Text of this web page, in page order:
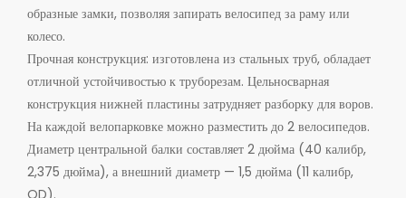
образные замки, позволяя запирать велосипед за раму или
колесо.
Прочная конструкция: изготовлена ​​из стальных труб, обладает
отличной устойчивостью к труборезам. Цельносварная
конструкция нижней пластины затрудняет разборку для воров.
На каждой велопарковке можно разместить до 2 велосипедов.
Диаметр центральной балки составляет 2 дюйма (40 калибр,
2,375 дюйма), а внешний диаметр — 1,5 дюйма (11 калибр,